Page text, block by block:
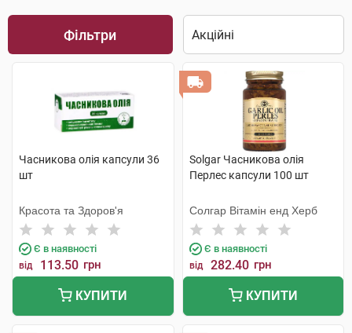
Фільтри
Часникова олія капсули 36
шт
Красота та Здоров'я
Є в наявності
від 113.50 грн
КУПИТИ
Solgar Часникова олія
Перлес капсули 100 шт
Солгар Вітамін енд Херб
Є в наявності
від 282.40 грн
КУПИТИ